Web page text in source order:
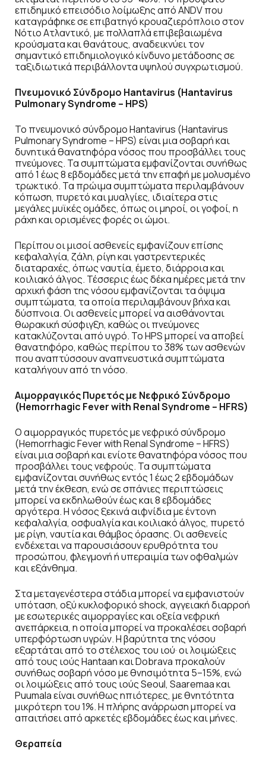
επιδημικό επεισόδιο λοίμωξης από ANDV που
καταγράφηκε σε επιβατηγό κρουαζιερόπλοιο στον
Νότιο Ατλαντικό, με πολλαπλά επιβεβαιωμένα
κρούσματα και θανάτους, αναδεικνύει τον
σημαντικό επιδημιολογικό κίνδυνο μετάδοσης σε
ταξιδιωτικά περιβάλλοντα υψηλού συγχρωτισμού.
Πνευμονικό Σύνδρομο Hantavirus (Hantavirus
Pulmonary Syndrome – HPS)
Το πνευμονικό σύνδρομο Hantavirus (Hantavirus
Pulmonary Syndrome – HPS) είναι μια σοβαρή και
δυνητικά θανατηφόρα νόσος που προσβάλλει τους
πνεύμονες. Τα συμπτώματα εμφανίζονται συνήθως
από 1 έως 8 εβδομάδες μετά την επαφή με μολυσμένο
τρωκτικό. Τα πρώιμα συμπτώματα περιλαμβάνουν
κόπωση, πυρετό και μυαλγίες, ιδιαίτερα στις
μεγάλες μυϊκές ομάδες, όπως οι μηροί, οι γοφοί, η
ράχη και ορισμένες φορές οι ώμοι.
Περίπου οι μισοί ασθενείς εμφανίζουν επίσης
κεφαλαλγία, ζάλη, ρίγη και γαστρεντερικές
διαταραχές, όπως ναυτία, έμετο, διάρροια και
κοιλιακό άλγος. Τέσσερις έως δέκα ημέρες μετά την
αρχική φάση της νόσου εμφανίζονται τα όψιμα
συμπτώματα, τα οποία περιλαμβάνουν βήχα και
δύσπνοια. Οι ασθενείς μπορεί να αισθάνονται
θωρακική σύσφιγξη, καθώς οι πνεύμονες
κατακλύζονται από υγρό. Το HPS μπορεί να αποβεί
θανατηφόρο, καθώς περίπου το 38% των ασθενών
που αναπτύσσουν αναπνευστικά συμπτώματα
καταλήγουν από τη νόσο.
Αιμορραγικός Πυρετός με Νεφρικό Σύνδρομο
(Hemorrhagic Fever with Renal Syndrome – HFRS)
Ο αιμορραγικός πυρετός με νεφρικό σύνδρομο
(Hemorrhagic Fever with Renal Syndrome – HFRS)
είναι μια σοβαρή και ενίοτε θανατηφόρα νόσος που
προσβάλλει τους νεφρούς. Τα συμπτώματα
εμφανίζονται συνήθως εντός 1 έως 2 εβδομάδων
μετά την έκθεση, ενώ σε σπάνιες περιπτώσεις
μπορεί να εκδηλωθούν έως και 8 εβδομάδες
αργότερα. Η νόσος ξεκινά αιφνίδια με έντονη
κεφαλαλγία, οσφυαλγία και κοιλιακό άλγος, πυρετό
με ρίγη, ναυτία και θάμβος όρασης. Οι ασθενείς
ενδέχεται να παρουσιάσουν ερυθρότητα του
προσώπου, φλεγμονή ή υπεραιμία των οφθαλμών
και εξάνθημα.
Στα μεταγενέστερα στάδια μπορεί να εμφανιστούν
υπόταση, οξύ κυκλοφορικό shock, αγγειακή διαρροή
με εσωτερικές αιμορραγίες και οξεία νεφρική
ανεπάρκεια, η οποία μπορεί να προκαλέσει σοβαρή
υπερφόρτωση υγρών. Η βαρύτητα της νόσου
εξαρτάται από το στέλεχος του ιού· οι λοιμώξεις
από τους ιούς Hantaan και Dobrava προκαλούν
συνήθως σοβαρή νόσο με θνησιμότητα 5–15%, ενώ
οι λοιμώξεις από τους ιούς Seoul, Saaremaa και
Puumala είναι συνήθως ηπιότερες, με θνητότητα
μικρότερη του 1%. Η πλήρης ανάρρωση μπορεί να
απαιτήσει από αρκετές εβδομάδες έως και μήνες.
Θεραπεία